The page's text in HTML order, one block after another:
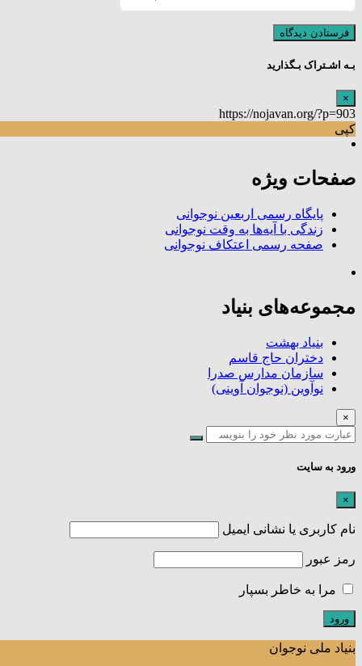
بـه اشـتراک بـگذارید
×
https://nojavan.org/?p=903
کپی
صفحات ویژه
پایگاه رسمی اربعین نوجوانی
زندگی با آیه‌ها به وقت نوجوانی
صفحه رسمی اعتکاف نوجوانی
مجموعه‌های بنیاد
بنیاد بهشت
دختران حاج قاسم
سازمان مدارس صدرا
نوآوین (نوجوان آوینی)
×
ورود به سایت
×
نام کاربری یا نشانی ایمیل
رمز عبور
مرا به خاطر بسپار
بنیاد ملی نوجوان